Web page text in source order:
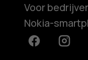
Voor
Nokia-
Facebook